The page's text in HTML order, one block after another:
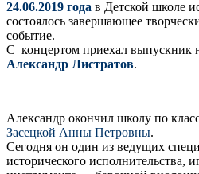
24.06.2019 года в Детской школе
состоялось завершающее
событие.
С концертом приехал выпускник
Александр Листратов.
Александр окончил школу по
Засецкой Анны Петровны.
Сегодня он один из ведущих
исторического исполнительства,